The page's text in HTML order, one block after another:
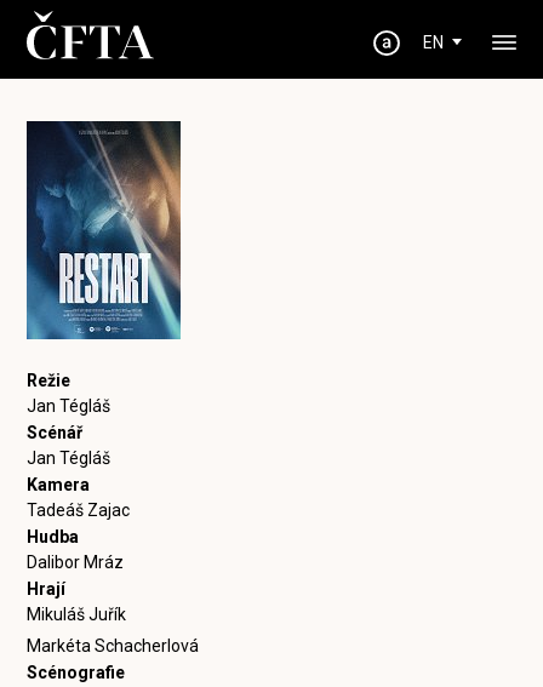
EN
Režie
Jan Tégláš
Scénář
Jan Tégláš
Kamera
Tadeáš Zajac
Hudba
Dalibor Mráz
Hrají
Mikuláš Juřík
Markéta Schacherlová
Scénografie